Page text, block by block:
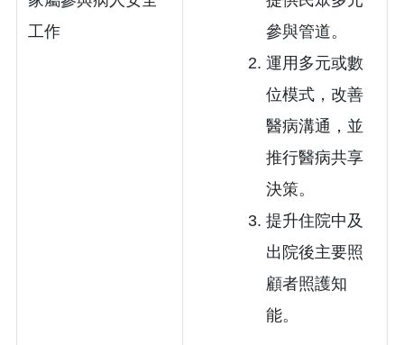
工作
參與管道。
運用多元或數
位模式，改善
醫病溝通，並
推行醫病共享
決策。
提升住院中及
出院後主要照
顧者照護知
能。